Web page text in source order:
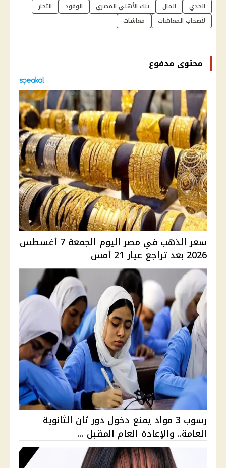
الجدي
المال بنك الأهلي المصري الوقود
التجار
لأصحاب المعاشات
معاشات
محتوى مدفوع
سعر الذهب في مصر اليوم الجمعة 7 أغسطس
2026 بعد تراجع عيار 21 أمس
رسوب 3 مواد يمنع دخول دور ثان الثانوية
العامة.. والإعادة العام المقبل ...